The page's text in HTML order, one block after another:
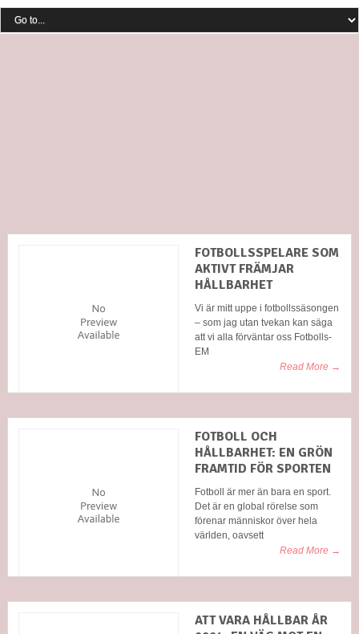
FOTBOLLSSPELARE SOM
AKTIVT FRÄMJAR
HÅLLBARHET
Vi är mitt uppe i fotbollssäsongen
– som jag utan tvekan kan säga
att vi alla förväntar oss Fotbolls-
EM
Read More →
FOTBOLL OCH
HÅLLBARHET: EN GRÖN
FRAMTID FÖR SPORTEN
Fotboll är mer än bara en sport.
Det är en global rörelse som
förenar människor över hela
världen, oavsett
Read More →
ATT VARA HÅLLBAR ÅR